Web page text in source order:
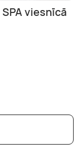
viesnīcā